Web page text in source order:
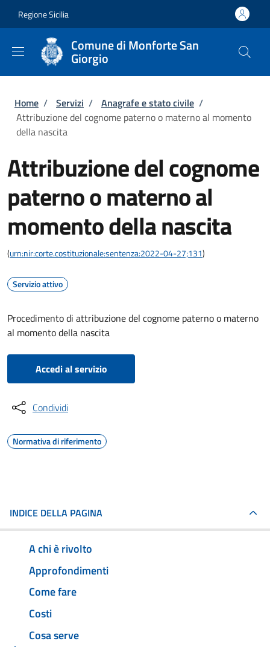
Regione Sicilia
Comune di Monforte San
Giorgio
Briciole di pane
Home / Servizi / Anagrafe e stato civile /
Attribuzione del cognome paterno o materno al momento
della nascita
Attribuzione del cognome
paterno o materno al
momento della nascita
(urn:nir:corte.costituzionale:sentenza:2022-04-27;131)
Servizio attivo
Procedimento di attribuzione del cognome paterno o materno
al momento della nascita
Accedi al servizio
Condividi
Normativa di riferimento
INDICE DELLA PAGINA
A chi è rivolto
Approfondimenti
Come fare
Costi
Cosa serve